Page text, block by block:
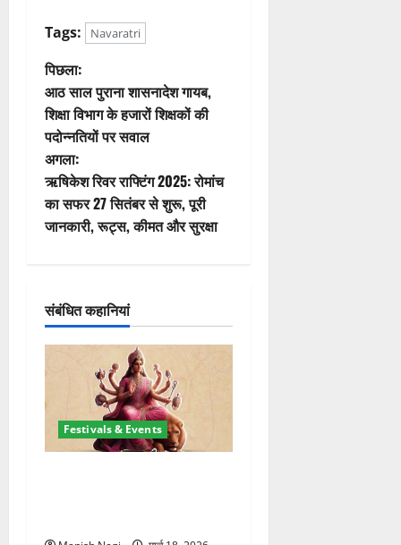
Tags: Navaratri
पो
स्ट
ने
वि
गे
न
पिछला:
आठ साल पुराना शासनादेश गायब,
शिक्षा विभाग के हजारों शिक्षकों की
पदोन्नतियों पर सवाल
अगला:
ऋषिकेश रिवर राफ्टिंग 2025: रोमांच
का सफर 27 सितंबर से शुरू, पूरी
जानकारी, रूट्स, कीमत और सुरक्षा
संबंधित कहानियां
Festivals & Events